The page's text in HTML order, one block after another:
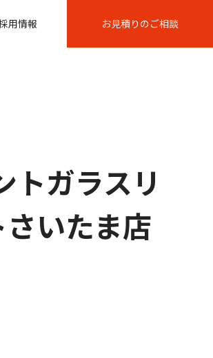
用情報 お見積りのご相談
トガラスリ
いたま店